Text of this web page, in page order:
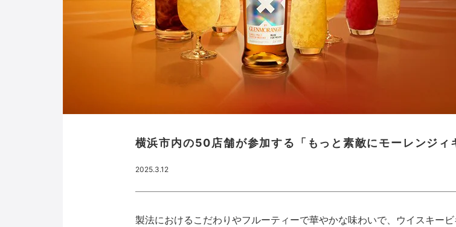
横浜市内の50店舗が参加する「もっと素敵にモーレンジィ
2025.3.12
製法におけるこだわりやフルーティーで華やかな味わいで、ウイスキー